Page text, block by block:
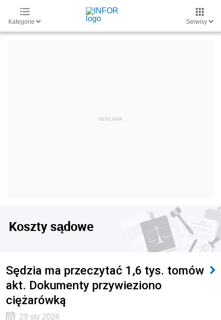
Kategorie Serwisy
Koszty sądowe
Sędzia ma przeczytać 1,6 tys. tomów
akt. Dokumenty przywieziono
ciężarówką
29 sty 2026